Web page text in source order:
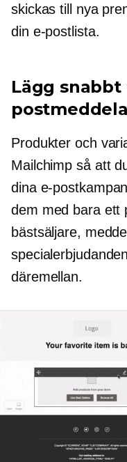
skickas till nya
din e-postlista.
Lägg
Produkter och
Mailchimp så att
dina e-
dem med bara ett
bästsäljare,
däremellan.